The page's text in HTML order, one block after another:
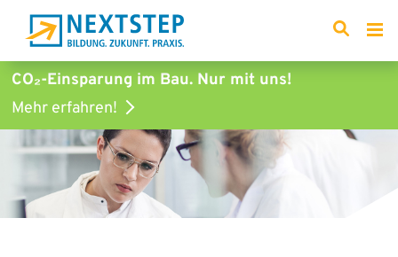
CO₂-Einsparung im Bau. Nur mit uns!
Mehr erfahren!